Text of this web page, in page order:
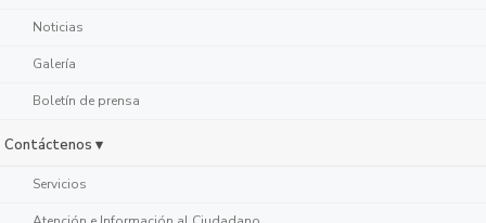
Noticias
Galería
Boletín de prensa
Contáctenos ▾
Servicios